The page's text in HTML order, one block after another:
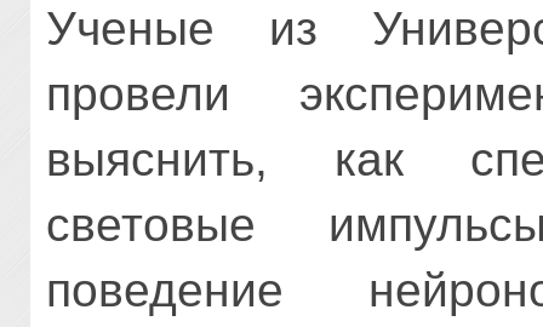
Ученые из
провели
выяснить, как
световые
поведение